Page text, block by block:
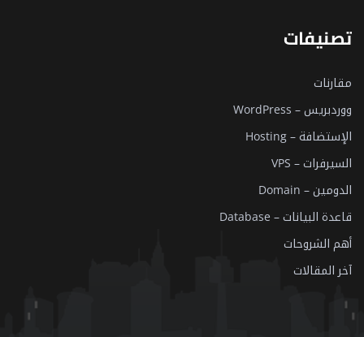
تصنيفات
مقارنات
ووردبريس – WordPress
الإستضافة – Hosting
السيرفرات – VPS
الدومين – Domain
قاعدة البيانات – Database
أهم الشروحات
آخر المقالات